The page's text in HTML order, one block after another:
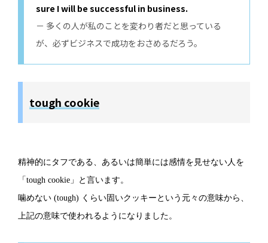
sure I will be successful in business.
－ 多くの人が私のことを変わり者だと思っている
が、必ずビジネスで成功をおさめるだろう。
tough cookie
精神的にタフである、あるいは簡単には感情を見せない人を
「tough cookie」と言います。
噛めない (tough) くらい固いクッキーという元々の意味から、
上記の意味で使われるようになりました。